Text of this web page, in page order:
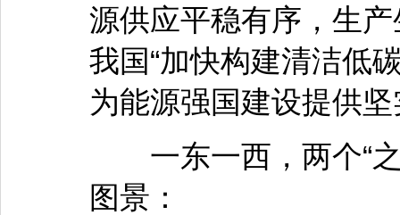
源供应平稳有序，生
我国“加快构建清洁低
为能源强国建设提供
一东一西，两个“之
图景：